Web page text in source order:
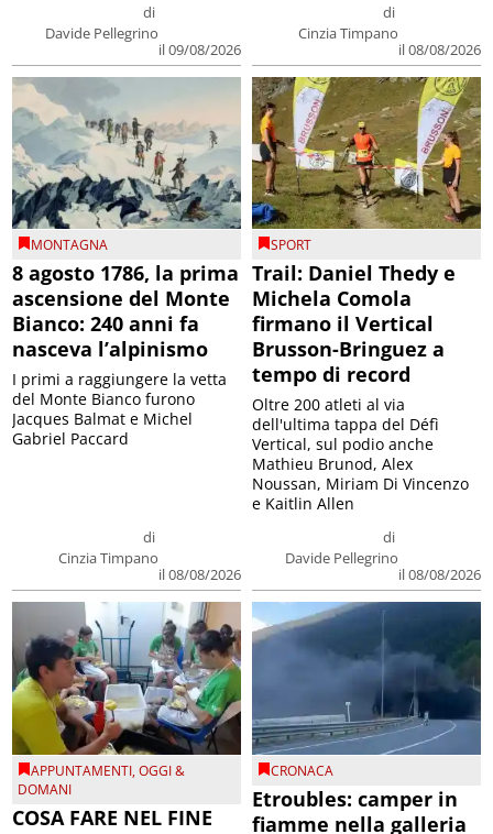
di
Davide Pellegrino
il 09/08/2026
di
Cinzia Timpano
il 08/08/2026
MONTAGNA
8 agosto 1786, la prima
ascensione del Monte
Bianco: 240 anni fa
nasceva l’alpinismo
di
Cinzia Timpano
il 08/08/2026
I primi a raggiungere la vetta
del Monte Bianco furono
Jacques Balmat e Michel
Gabriel Paccard
SPORT
Trail: Daniel Thedy e
Michela Comola
firmano il Vertical
Brusson-Bringuez a
tempo di record
di
Davide Pellegrino
il 08/08/2026
Oltre 200 atleti al via
dell'ultima tappa del Défì
Vertical, sul podio anche
Mathieu Brunod, Alex
Noussan, Miriam Di Vincenzo
e Kaitlin Allen
APPUNTAMENTI,OGGI &
DOMANI
COSA FARE NEL FINE
CRONACA
Etroubles: camper in
fiamme nella galleria